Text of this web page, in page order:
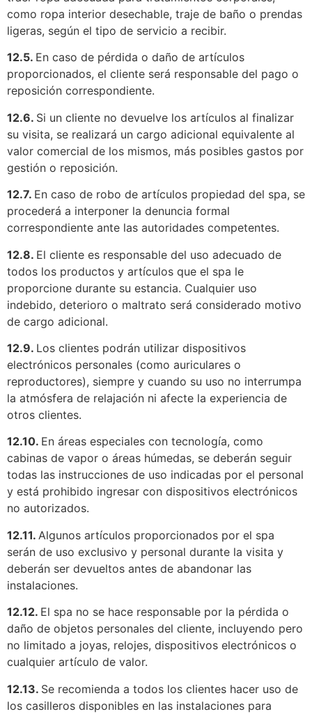
como ropa interior desechable, traje de baño o prendas
ligeras, según el tipo de servicio a recibir.
12.5. En caso de pérdida o daño de artículos
proporcionados, el cliente será responsable del pago o
reposición correspondiente.
12.6. Si un cliente no devuelve los artículos al finalizar
su visita, se realizará un cargo adicional equivalente al
valor comercial de los mismos, más posibles gastos por
gestión o reposición.
12.7. En caso de robo de artículos propiedad del spa, se
procederá a interponer la denuncia formal
correspondiente ante las autoridades competentes.
12.8. El cliente es responsable del uso adecuado de
todos los productos y artículos que el spa le
proporcione durante su estancia. Cualquier uso
indebido, deterioro o maltrato será considerado motivo
de cargo adicional.
12.9. Los clientes podrán utilizar dispositivos
electrónicos personales (como auriculares o
reproductores), siempre y cuando su uso no interrumpa
la atmósfera de relajación ni afecte la experiencia de
otros clientes.
12.10. En áreas especiales con tecnología, como
cabinas de vapor o áreas húmedas, se deberán seguir
todas las instrucciones de uso indicadas por el personal
y está prohibido ingresar con dispositivos electrónicos
no autorizados.
12.11. Algunos artículos proporcionados por el spa
serán de uso exclusivo y personal durante la visita y
deberán ser devueltos antes de abandonar las
instalaciones.
12.12. El spa no se hace responsable por la pérdida o
daño de objetos personales del cliente, incluyendo pero
no limitado a joyas, relojes, dispositivos electrónicos o
cualquier artículo de valor.
12.13. Se recomienda a todos los clientes hacer uso de
los casilleros disponibles en las instalaciones para